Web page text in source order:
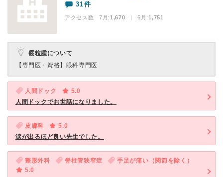
31件
アクセス数 7月:1,670 | 6月:1,751
霰粒腫について
【専門医・資格】 眼科専門医
人間ドック
5.0
人間ドックでお世話になりました。
皮膚科
5.0
涙が出るほど良い先生でした。
整形外科 脊柱管狭窄症
手足が痛い（関節を除く）
5.0